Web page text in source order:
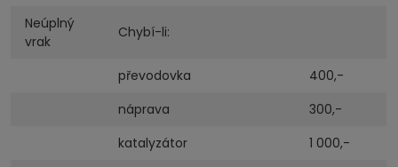
Neúplný
vrak
Chybí-li:
převodovka
400,-
náprava
300,-
katalyzátor
1 000,-